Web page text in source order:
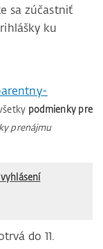
sa zúčastniť
ku
podmienky pre
prenájmu
do 11.